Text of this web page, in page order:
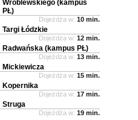
Wróblewskiego (kampus
PŁ)
Dojeżdża w: 10 min.
Targi Łódzkie
Dojeżdża w: 12 min.
Radwańska (kampus PŁ)
Dojeżdża w: 13 min.
Mickiewicza
Dojeżdża w: 15 min.
Kopernika
Dojeżdża w: 17 min.
Struga
Dojeżdża w: 19 min.